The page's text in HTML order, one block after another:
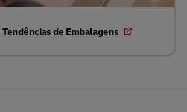
de Embalagens